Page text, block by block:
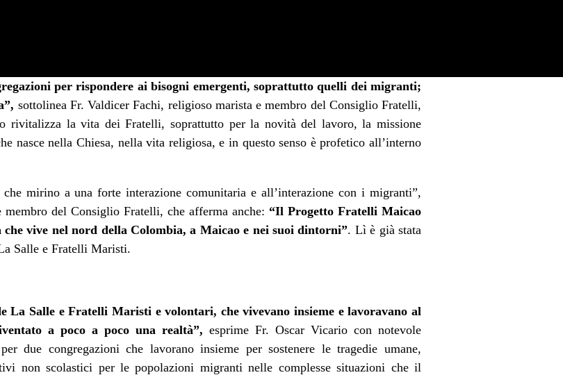
per rispondere ai bisogni emergenti, soprattutto quelli dei migranti;
sottolinea Fr. Valdicer Fachi, religioso marista e membro del Consiglio Fratelli,
rivitalizza la vita dei Fratelli, soprattutto per la novità del lavoro, la missione
nasce nella Chiesa, nella vita religiosa, e in questo senso è profetico all’interno
mirino a una forte interazione comunitaria e all’interazione con i migranti”,
del Consiglio Fratelli, che afferma anche: “Il Progetto Fratelli Maicao
che vive nel nord della Colombia, a Maicao e nei suoi dintorni”. Lì è già stata
Salle e Fratelli Maristi.
La Salle e Fratelli Maristi e volontari, che vivevano insieme e lavoravano al
a poco a poco una realtà”, esprime Fr. Oscar Vicario con notevole
due congregazioni che lavorano insieme per sostenere le tragedie umane,
non scolastici per le popolazioni migranti nelle complesse situazioni che il